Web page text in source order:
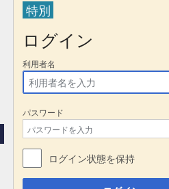
特別
ログイン
利用者名
パスワード
ログイン状態を保持